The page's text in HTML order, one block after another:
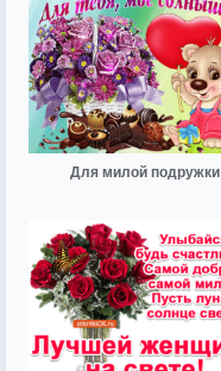
Для милой подружки